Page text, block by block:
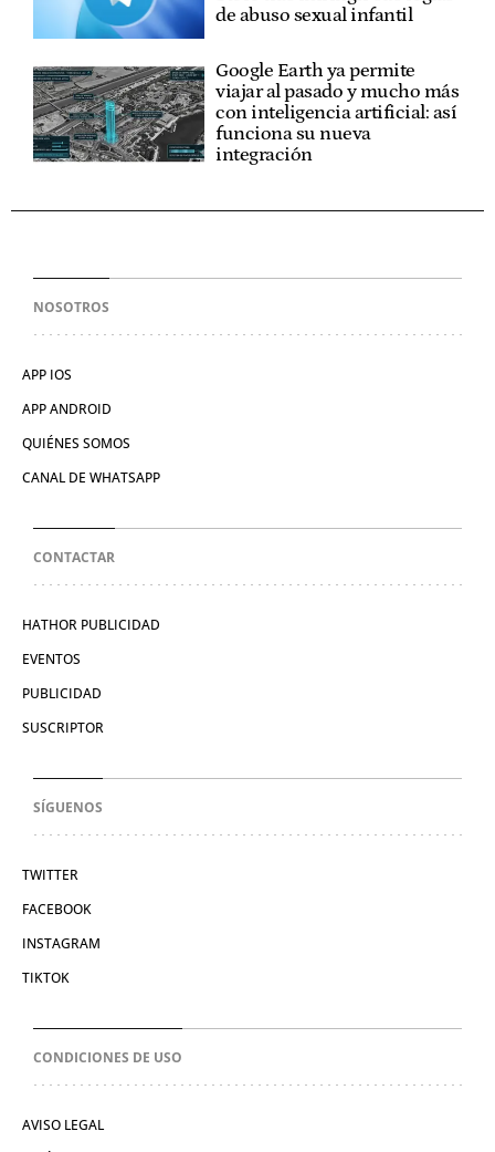
de abuso sexual infantil
Google Earth ya permite
viajar al pasado y mucho más
con inteligencia artificial: así
funciona su nueva
integración
NOSOTROS
APP IOS
APP ANDROID
QUIÉNES SOMOS
CANAL DE WHATSAPP
CONTACTAR
HATHOR PUBLICIDAD
EVENTOS
PUBLICIDAD
SUSCRIPTOR
SÍGUENOS
TWITTER
FACEBOOK
INSTAGRAM
TIKTOK
CONDICIONES DE USO
AVISO LEGAL